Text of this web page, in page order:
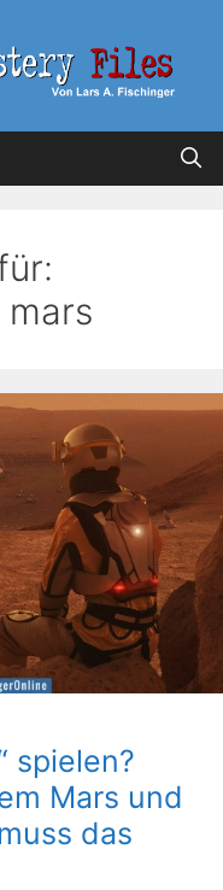
spielen?
Mars und
das